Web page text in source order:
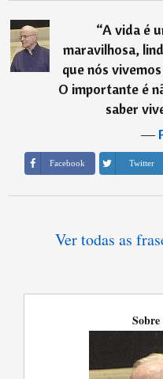
“A vida é
maravilhosa,
que nós
O importante é
saber
―
Facebook Twitter
Ver todas as